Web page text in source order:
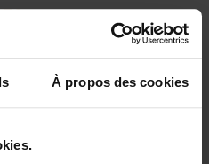
À propos des cookies
50